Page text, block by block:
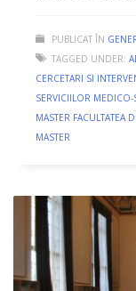
PUBLICAT ÎN
TAGGED UNDER:
CERCETARI SI
SERVICIILOR MEDICO-
MASTER FACULTATEA
MASTER